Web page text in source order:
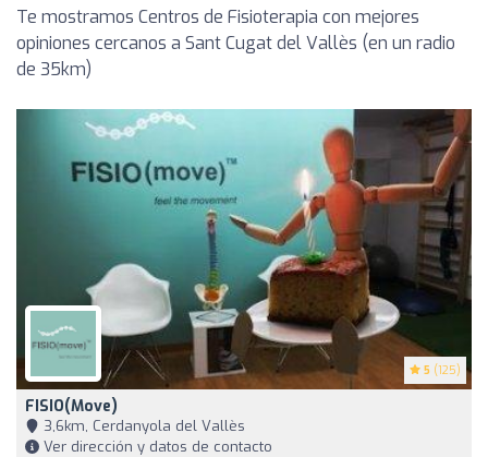
Te mostramos Centros de Fisioterapia con mejores
opiniones cercanos a Sant Cugat del Vallès (en un radio
de 35km)
5 (125)
FISIO(move) ️
3,6km, Cerdanyola del Vallès
Ver dirección y datos de contacto